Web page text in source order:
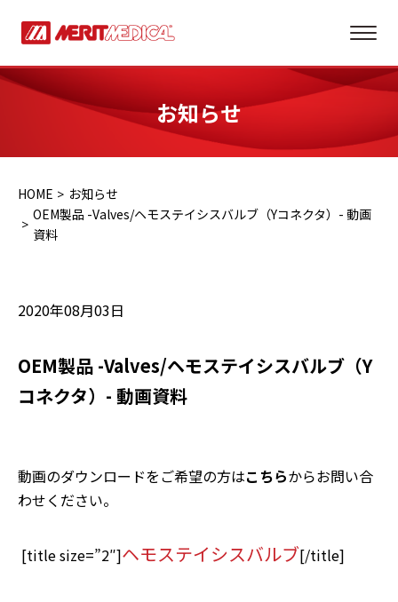
お知らせ
HOME
お知らせ
OEM製品 -Valves/ヘモステイシスバルブ（Yコネクタ）- 動画
資料
2020年08月03日
OEM製品 -Valves/ヘモステイシスバルブ（Y
コネクタ）- 動画資料
動画のダウンロードをご希望の方はこちらからお問い合
わせください。
[title size=”2″]ヘモステイシスバルブ[/title]